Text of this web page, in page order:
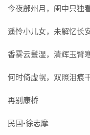
今夜鄜州月，闺中只独看
遥怜小儿女，未解忆长安
香雾云鬟湿，清辉玉臂寒
何时倚虚幌，双照泪痕干
再别康桥
民国·徐志摩